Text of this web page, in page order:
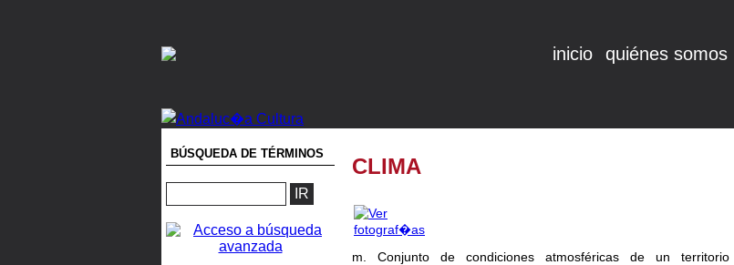
inicio quiénes somos
BÚSQUEDA DE TÉRMINOS
CLIMA
m. Conjunto de condiciones atmosféricas de un territorio